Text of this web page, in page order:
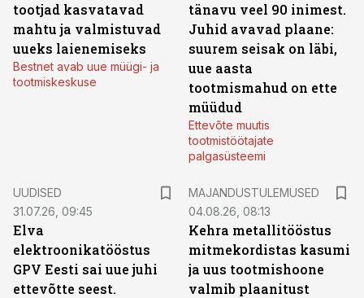
tootjad kasvatavad
mahtu ja valmistuvad
uueks laienemiseks
Bestnet avab uue müügi- ja
tootmiskeskuse
tänavu veel 90 inimest.
Juhid avavad plaane:
suurem seisak on läbi,
uue aasta
tootmismahud on ette
müüdud
Ettevõte muutis
tootmistöötajate
palgasüsteemi
UUDISED
31.07.26, 09:45
Elva
elektroonikatööstus
GPV Eesti sai uue juhi
ettevõtte seest.
MAJANDUSTULEMUSED
04.08.26, 08:13
Kehra metallitööstus
mitmekordistas kasumi
ja uus tootmishoone
valmib plaanitust